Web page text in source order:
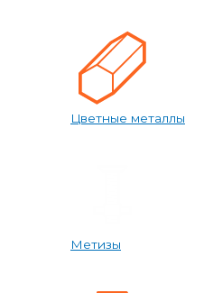
Цветные металлы
Метизы